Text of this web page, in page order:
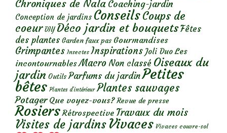
Chroniques de Nala Coaching-jardin
Conception de jardins ConseilsCoups de
coeur DIY Déco jardin et bouquetsFêtes
des plantes Garden faux pas Gourmandises
Grimpantes Insectes Inspirations Joli Duo Les
incontournables Macro Non classé Oiseaux du
jardin Outils Parfums du jardinPetites
bêtes Plantes d’intérieur Plantes sauvages
Potager Que voyez-vous? Revue de presse
Rosiers Rétrospective Travaux du mois
Visites de jardins Vivaces Vivaces couvre-sol